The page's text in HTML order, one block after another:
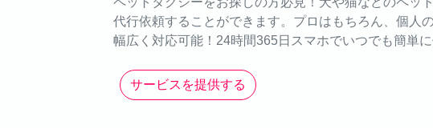
代行依頼することができます。プロはもちろん、個人
幅広く対応可能！24時間365日スマホでいつでも簡単に
サービスを提供する